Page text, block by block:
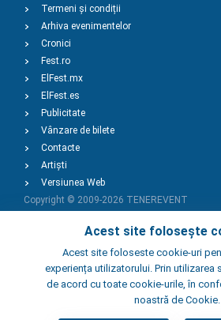
Acest site folosește
Acest site foloseste cookie-uri
experiența utilizatorului. Prin utilizarea
de acord cu toate cookie-urile, în
noastră de Cookie.
Termeni și condiții
Arhiva evenimentelor
Cronici
Fest.ro
ElFest.mx
ElFest.es
Publicitate
Vânzare de bilete
Contacte
Artiști
Versiunea Web
Copyright © 2009-2026 TENEREVENT
Adaugă
Adaugă Local